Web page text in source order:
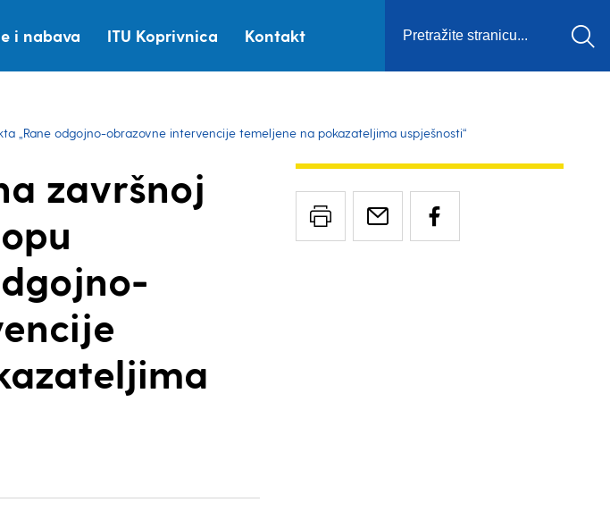
i nabava ITU Koprivnica Kontakt
„Rane odgojno-obrazovne intervencije temeljene na pokazateljima uspješnosti“
završnoj